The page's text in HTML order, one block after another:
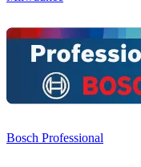
Bosch Professional